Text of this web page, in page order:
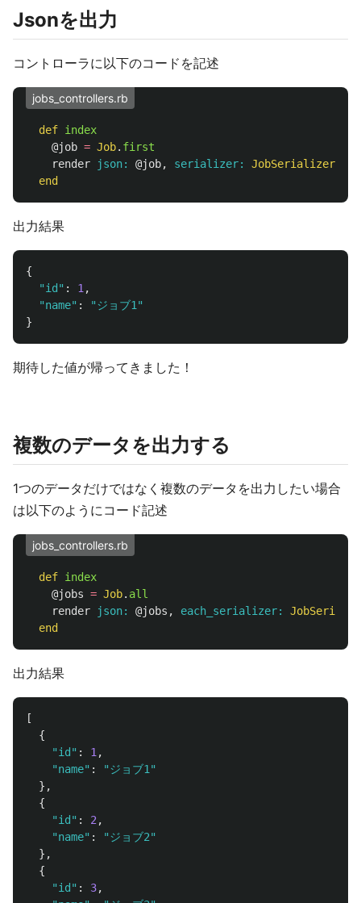
Jsonを出力
コントローラに以下のコードを記述
jobs_controllers.rb
def index
@job = Job. first
render
json: @job, serializer: JobSerializer
end
出力結果
{
"id" : 1 ,
"name" :
"ジョブ1"
}
期待した値が帰ってきました！
複数のデータを出力する
1つのデータだけではなく複数のデータを出力したい場合
は以下のようにコード記述
jobs_controllers.rb
def index
@jobs = Job. all
render
json: @jobs , each_serializer:
end
出力結果
[
{
"id" : 1 ,
"name" :
"ジョブ1"
},
{
"id" : 2 ,
"name" :
"ジョブ2"
},
{
"id" : 3,